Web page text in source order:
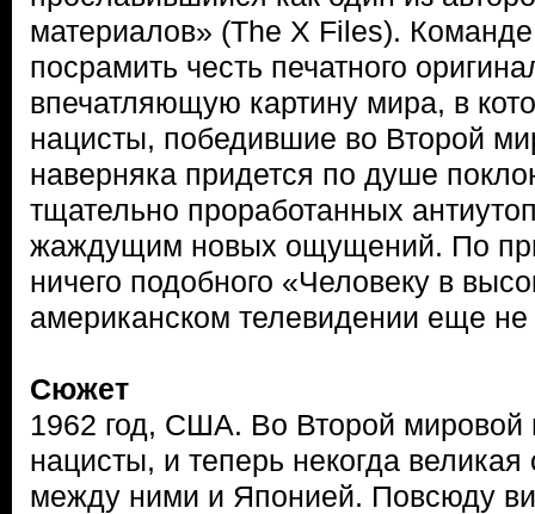
материалов» (The X Files).
посрамить честь печатного
впечатляющую картину мира, в
нацисты, победившие во Второй
наверняка придется по душе
тщательно проработанных
жаждущим новых ощущений. По
ничего подобного «Человеку в
американском телевидении еще
Сюжет
1962 год, США. Во Второй мировой
нацисты, и теперь некогда
между ними и Японией. Повсюду